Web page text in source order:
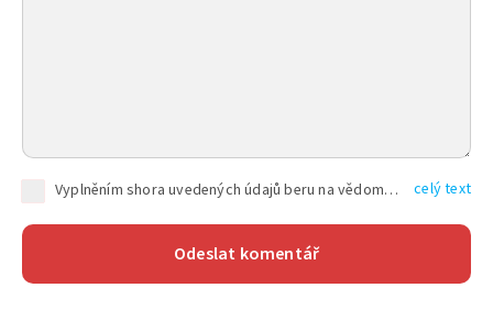
Vyplněním shora uvedených údajů beru na vědomí, že společnost TEXT FACTORY s.r.o., sídlem Brno, Durďákova 336/29, Černá Pole, PSČ: 613 00, IČ: 06157831, zapsané u Krajského soudu v Brně, oddíl C, vložka 100399, bude zpracovávat mé osobní údaje uvedené v rámci mnou vyplněného registračního formuláře na základě oprávněných zájmů TEXT FACTORY s.r.o. dle čl. 6 odst. 1 písm. f) GDPR a pro splnění právních povinností (čl. 6 odst. 1 písm. c) GDPR), a to pro tyto účely: nezbytnost zajistit oprávnění návštěvníka webových stránek provozovaných společností TEXT FACTORY s.r.o. přispívat aktivně ke zveřejněným článkům nebo v rámci diskusních fór a výkon práv TEXT FACTORY s.r.o. jako administrátora těchto diskusních fór. Více informací o zpracování osobních údajů a právech lze nalézt v celý text